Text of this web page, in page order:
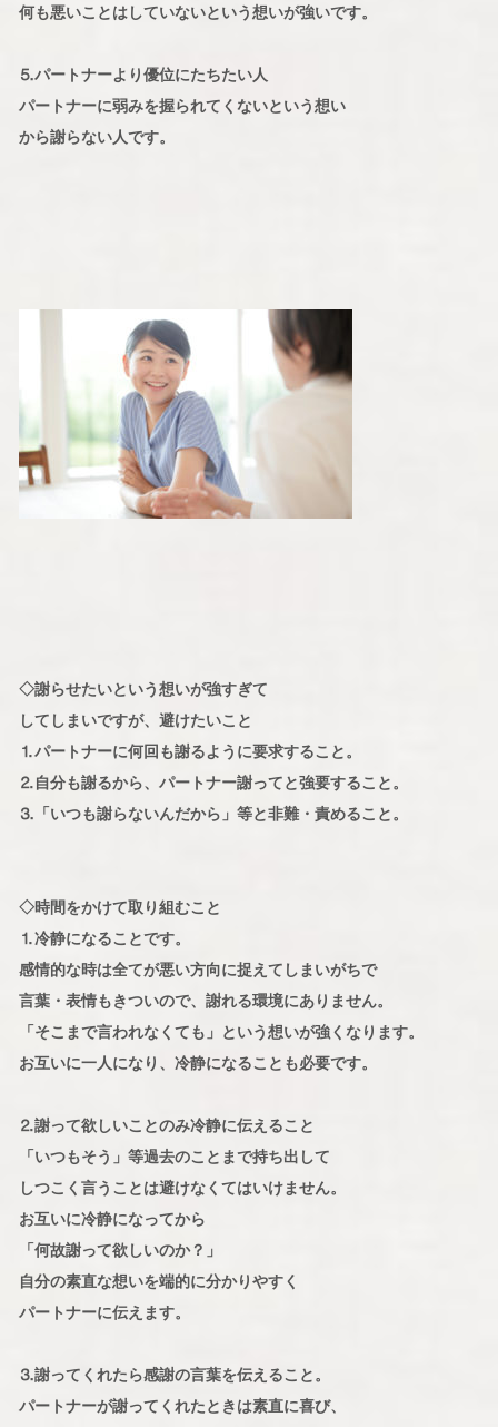
何も悪いことはしていないという想いが強いです。
⒌パートナーより優位にたちたい人
パートナーに弱みを握られてくないという想い
から謝らない人です。
◇謝らせたいという想いが強すぎて
してしまいですが、避けたいこと
⒈パートナーに何回も謝るように要求すること。
⒉自分も謝るから、パートナー謝ってと強要すること。
⒊「いつも謝らないんだから」等と非難・責めること。
◇時間をかけて取り組むこと
⒈冷静になることです。
感情的な時は全てが悪い方向に捉えてしまいがちで
言葉・表情もきついので、謝れる環境にありません。
「そこまで言われなくても」という想いが強くなります。
お互いに一人になり、冷静になることも必要です。
⒉謝って欲しいことのみ冷静に伝えること
「いつもそう」等過去のことまで持ち出して
しつこく言うことは避けなくてはいけません。
お互いに冷静になってから
「何故謝って欲しいのか？」
自分の素直な想いを端的に分かりやすく
パートナーに伝えます。
⒊謝ってくれたら感謝の言葉を伝えること。
パートナーが謝ってくれたときは素直に喜び、